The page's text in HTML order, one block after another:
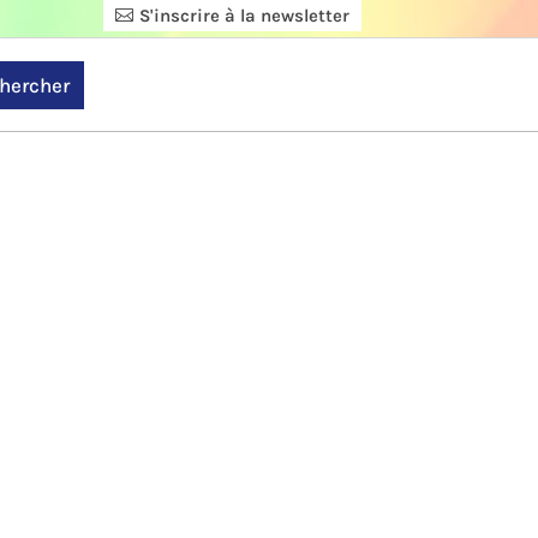
S'inscrire à la newsletter